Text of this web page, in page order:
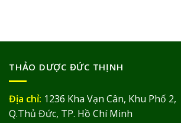
THẢO DƯỢC ĐỨC THỊNH
Địa chỉ: 1236 Kha Vạn Cân, Khu Phố
Q.Thủ Đức, TP. Hồ Chí Minh